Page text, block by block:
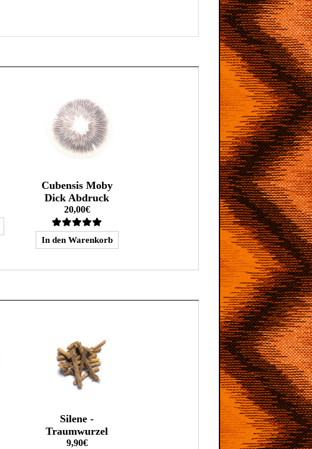
Cubensis Moby
Dick Abdruck
20,00€
Silene -
Traumwurzel
9,90€